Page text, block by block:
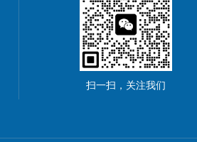
扫一扫，关注我们